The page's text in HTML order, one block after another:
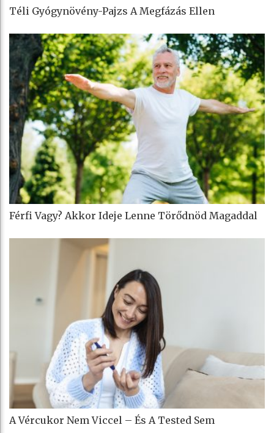
Téli Gyógynövény-Pajzs A Megfázás Ellen
Férfi Vagy? Akkor Ideje Lenne Törődnöd Magaddal
A Vércukor Nem Viccel – És A Tested Sem